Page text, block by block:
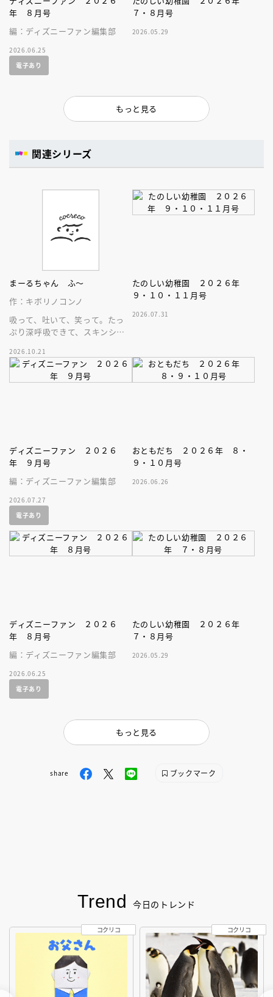
年 ８月号
編：ディズニーファン編集部
2026.06.25
電子あり
７・８月号
2026.05.29
もっと見る
関連シリーズ
まーるちゃん ふ～
作：キボリノコンノ
吸って、吐いて、笑って。たっ
ぷり深呼吸できて、スキンシッ
家、キボリノコンノ初のファー
ストブック。
2026.10.21
たのしい幼稚園 ２０２６年
９・１０・１１月号
2026.07.31
ディズニーファン ２０２６
年 ９月号
編：ディズニーファン編集部
2026.07.27
電子あり
おともだち ２０２６年 ８・
９・１０月号
2026.06.26
ディズニーファン ２０２６
年 ８月号
編：ディズニーファン編集部
2026.06.25
電子あり
たのしい幼稚園 ２０２６年
７・８月号
2026.05.29
もっと見る
share ブックマーク
Trend 今日のトレンド
コクリコ コクリコ